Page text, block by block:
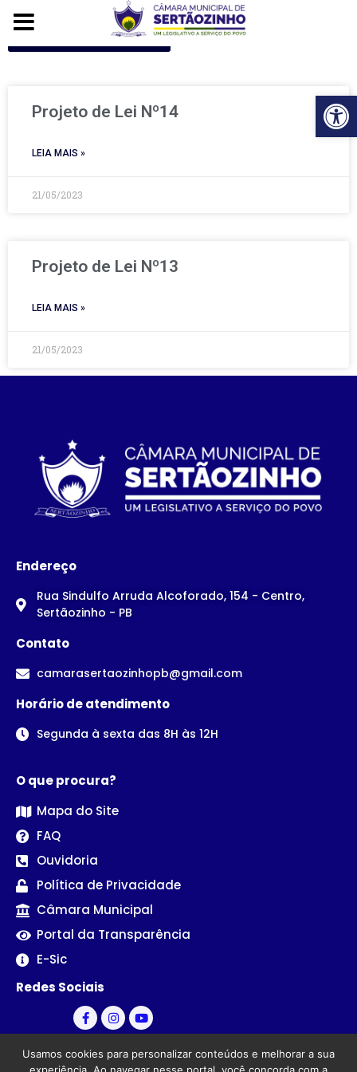
Voltar para o início
Projeto de Lei Nº14
LEIA MAIS »
21/05/2023
Projeto de Lei Nº13
LEIA MAIS »
21/05/2023
Endereço
Rua Sindulfo Arruda Alcoforado, 154 - Centro,
Sertãozinho - PB
Contato
camarasertaozinhopb@gmail.com
Horário de atendimento
Segunda à sexta das 8H às 12H
O que procura?
Mapa do Site
FAQ
Ouvidoria
Política de Privacidade
Câmara Municipal
Portal da Transparência
E-Sic
Redes Sociais
Usamos cookies para personalizar conteúdos e melhorar a sua